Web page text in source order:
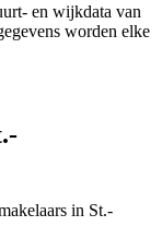
en wijkdata van
worden elke
in St.-